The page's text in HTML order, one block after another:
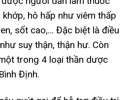
hô hấp như viêm thấp
sốt cao,… Đặc biệt là điều
suy thận, thận hư. Còn
trong 4 loại thần dược
Định.